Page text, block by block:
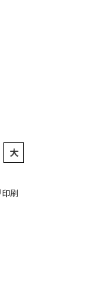
印刷